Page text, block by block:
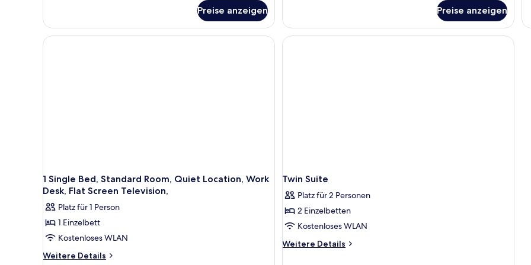
1
Queen-
Bett,
Preise anzeigen
Zimmer,
1 Einzelbett
Preise anzeigen
1 Single Bed, Standard Room, Quiet Location, Work
Desk, Flat Screen Television,
Platz für 1 Person
1 Einzelbett
Kostenloses WLAN
Weitere Details
Weitere
Twin Suite
Platz für 2 Personen
2 Einzelbetten
Kostenloses WLAN
Weitere Details
Weitere